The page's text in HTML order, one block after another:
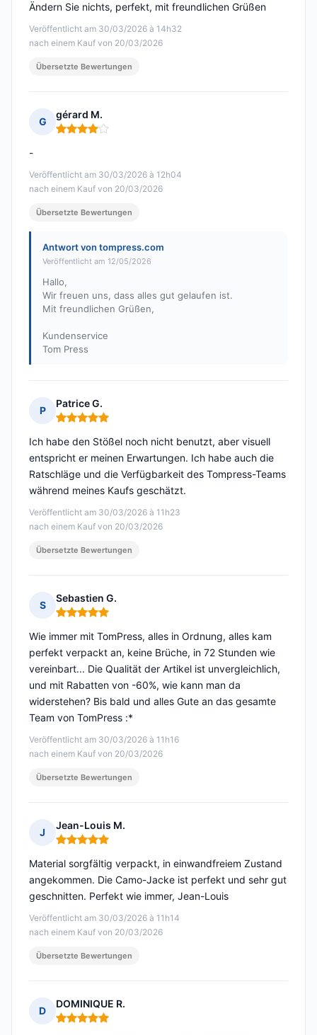
Veröffentlicht am 30/03/2026 à 14h32
nach einem Kauf von 20/03/2026
Ändern Sie nichts, perfekt, mit freundlichen Grüßen
Übersetzte Bewertungen
G
gérard M.
Hinweis: 4 von 5
Veröffentlicht am 30/03/2026 à 12h04
nach einem Kauf von 20/03/2026
-
Übersetzte Bewertungen
Antwort von tompress.com
Veröffentlicht am 12/05/2026
Hallo,
Wir freuen uns, dass alles gut gelaufen ist.
Mit freundlichen Grüßen,
Kundenservice
Tom Press
P
Patrice G.
Hinweis: 5 von 5
Veröffentlicht am 30/03/2026 à 11h23
nach einem Kauf von 20/03/2026
Ich habe den Stößel noch nicht benutzt, aber visuell
entspricht er meinen Erwartungen. Ich habe auch die
Ratschläge und die Verfügbarkeit des Tompress-Teams
während meines Kaufs geschätzt.
Übersetzte Bewertungen
S
Sebastien G.
Hinweis: 5 von 5
Veröffentlicht am 30/03/2026 à 11h16
nach einem Kauf von 20/03/2026
Wie immer mit TomPress, alles in Ordnung, alles kam
perfekt verpackt an, keine Brüche, in 72 Stunden wie
vereinbart... Die Qualität der Artikel ist unvergleichlich,
und mit Rabatten von -60%, wie kann man da
widerstehen? Bis bald und alles Gute an das gesamte
Team von TomPress :*
Übersetzte Bewertungen
J
Jean-Louis M.
Hinweis: 5 von 5
Veröffentlicht am 30/03/2026 à 11h14
nach einem Kauf von 20/03/2026
Material sorgfältig verpackt, in einwandfreiem Zustand
angekommen. Die Camo-Jacke ist perfekt und sehr gut
geschnitten. Perfekt wie immer, Jean-Louis
Übersetzte Bewertungen
D
DOMINIQUE R.
Hinweis: 5 von 5